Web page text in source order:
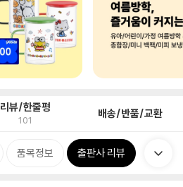
리뷰/한줄평
101 배송/반품/교환
품목정보 출판사 리뷰